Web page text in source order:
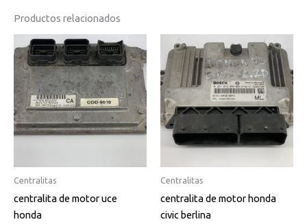
Productos relacionados
Centralitas
centralita de motor uce
honda
Centralitas
centralita de motor honda
civic berlina